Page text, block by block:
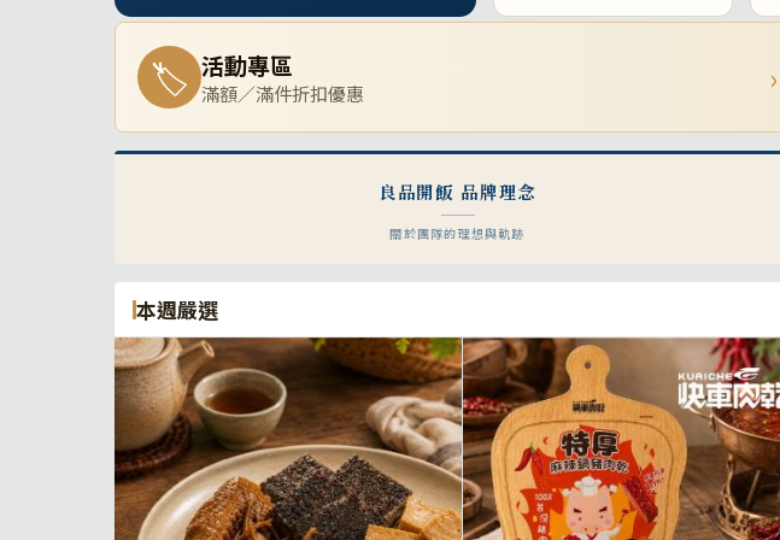
🏷 活動專區
滿額／滿件折扣優惠 ›
良品開飯 品牌理念
關於團隊的理想與軌跡
本週嚴選